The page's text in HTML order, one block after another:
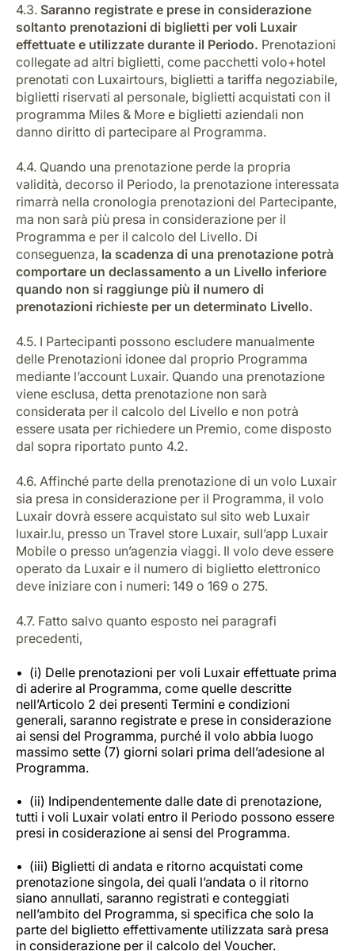
4.3. Saranno registrate e prese in considerazione
soltanto prenotazioni di biglietti per voli Luxair
effettuate e utilizzate durante il Periodo. Prenotazioni
collegate ad altri biglietti, come pacchetti volo+hotel
prenotati con Luxairtours, biglietti a tariffa negoziabile,
biglietti riservati al personale, biglietti acquistati con il
programma Miles & More e biglietti aziendali non
danno diritto di partecipare al Programma.
4.4. Quando una prenotazione perde la propria
validità, decorso il Periodo, la prenotazione interessata
rimarrà nella cronologia prenotazioni del Partecipante,
ma non sarà più presa in considerazione per il
Programma e per il calcolo del Livello. Di
conseguenza, la scadenza di una prenotazione potrà
comportare un declassamento a un Livello inferiore
quando non si raggiunge più il numero di
prenotazioni richieste per un determinato Livello.
4.5. I Partecipanti possono escludere manualmente
delle Prenotazioni idonee dal proprio Programma
mediante l’account Luxair. Quando una prenotazione
viene esclusa, detta prenotazione non sarà
considerata per il calcolo del Livello e non potrà
essere usata per richiedere un Premio, come disposto
dal sopra riportato punto 4.2.
4.6. Affinché parte della prenotazione di un volo Luxair
sia presa in considerazione per il Programma, il volo
Luxair dovrà essere acquistato sul sito web Luxair
luxair.lu, presso un Travel store Luxair, sull’app Luxair
Mobile o presso un’agenzia viaggi. Il volo deve essere
operato da Luxair e il numero di biglietto elettronico
deve iniziare con i numeri: 149 o 169 o 275.
4.7. Fatto salvo quanto esposto nei paragrafi
precedenti,
(i) Delle prenotazioni per voli Luxair effettuate prima
di aderire al Programma, come quelle descritte
nell’Articolo 2 dei presenti Termini e condizioni
generali, saranno registrate e prese in considerazione
ai sensi del Programma, purché il volo abbia luogo
massimo sette (7) giorni solari prima dell’adesione al
Programma.
(ii) Indipendentemente dalle date di prenotazione,
tutti i voli Luxair volati entro il Periodo possono essere
presi in cosiderazione ai sensi del Programma.
(iii) Biglietti di andata e ritorno acquistati come
prenotazione singola, dei quali l’andata o il ritorno
siano annullati, saranno registrati e conteggiati
nell’ambito del Programma, si specifica che solo la
parte del biglietto effettivamente utilizzata sarà presa
in considerazione per il calcolo del Voucher.